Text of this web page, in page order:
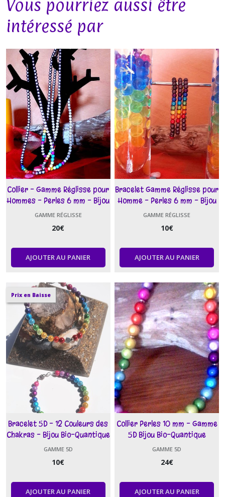
Vous pourriez aussi être
intéressé par
Collier - Gamme Réglisse pour
Hommes - Perles 6 mm - Bijou
Bio-Quantique
GAMME RÉGLISSE
20€
AJOUTER AU PANIER
Bracelet Gamme Réglisse pour
Homme - Perles 6 mm - Bijou
Bio-Quantique
GAMME RÉGLISSE
10€
AJOUTER AU PANIER
Prix en Baisse
Bracelet 5D - 12 Couleurs des
Chakras - Bijou Bio-Quantique
GAMME 5D
10€
AJOUTER AU PANIER
Collier Perles 10 mm - Gamme
5D Bijou Bio-Quantique
GAMME 5D
24€
AJOUTER AU PANIER